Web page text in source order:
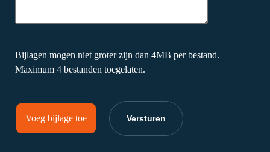
Bijlagen mogen niet groter zijn dan 4MB per bestand.
Maximum 4 bestanden toegelaten.
Voeg bijlage toe Versturen